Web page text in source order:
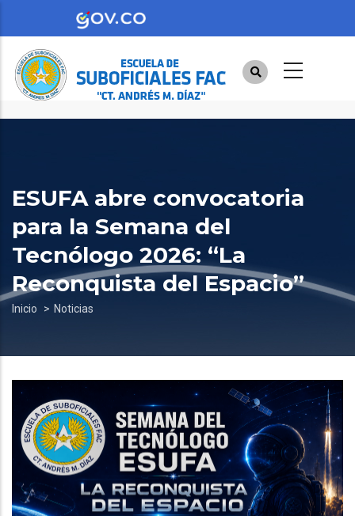
contenido
principal
ESUFA abre convocatoria
para la Semana del
Tecnólogo 2026: “La
Reconquista del Espacio”
Sobrescribir
de
ayuda
la
navegación
Inicio Noticias